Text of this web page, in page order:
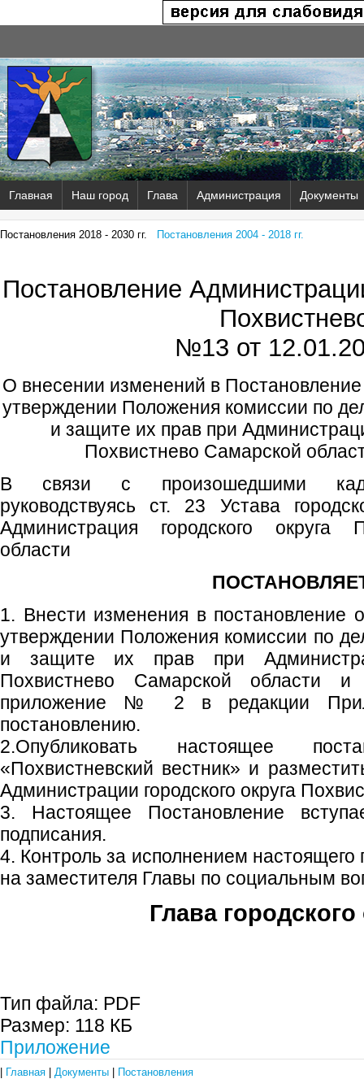
Главная Наш город Глава Администрация Документы
Постановления 2018 - 2030 гг. Постановления 2004 - 2018 гг.
Постановление
№13 от
О внесении изменений в
утверждении Положения комиссии по
и защите их прав при
Похвистнево Самарской
В связи с произошедшими
руководствуясь ст. 23 Устава
Администрация городского округа
области
1. Внести изменения в
утверждении Положения комиссии по
и защите их прав при
Похвистнево Самарской области
приложение № 2 в редакции
постановлению.
2.Опубликовать настоящее
«Похвистневский вестник» и
Администрации городского округа
3. Настоящее Постановление
подписания.
4. Контроль за исполнением настоящего
на заместителя Главы по социальным
Глава городского
Тип файла: PDF
Размер: 118 КБ
Приложение
Главная Документы Постановления